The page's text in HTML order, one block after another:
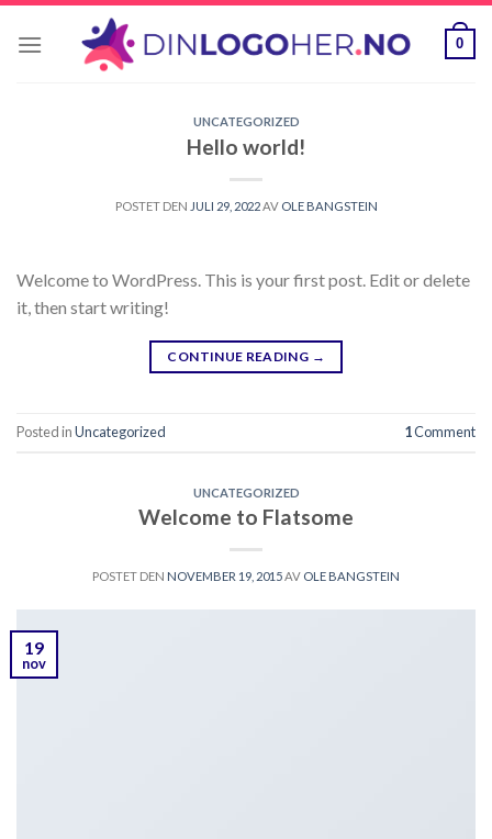
Skip
0
UNCATEGORIZED
Hello world!
POSTET DEN JULI 29, 2022AV OLE BANGSTEIN
Welcome to WordPress. This is your first post. Edit or delete
it, then start writing!
CONTINUE READING →
Posted inUncategorized 1Comment
UNCATEGORIZED
Welcome to Flatsome
POSTET DEN NOVEMBER 19, 2015AV OLE BANGSTEIN
19
nov